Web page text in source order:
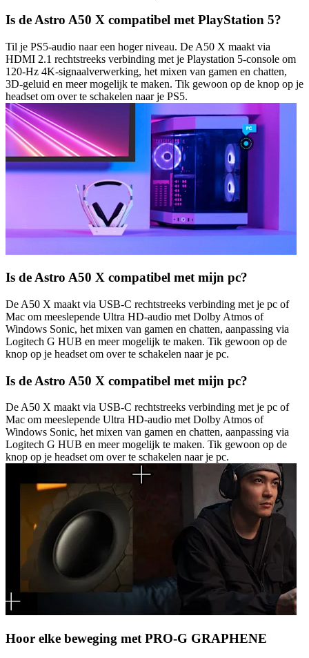
Is de Astro A50 X compatibel met PlayStation 5?
Til je PS5-audio naar een hoger niveau. De A50 X maakt via
HDMI 2.1 rechtstreeks verbinding met je Playstation 5-console om
120-Hz 4K-signaalverwerking, het mixen van gamen en chatten,
3D-geluid en meer mogelijk te maken. Tik gewoon op de knop op je
headset om over te schakelen naar je PS5.
Is de Astro A50 X compatibel met mijn pc?
De A50 X maakt via USB-C rechtstreeks verbinding met je pc of
Mac om meeslepende Ultra HD-audio met Dolby Atmos of
Windows Sonic, het mixen van gamen en chatten, aanpassing via
Logitech G HUB en meer mogelijk te maken. Tik gewoon op de
knop op je headset om over te schakelen naar je pc.
Is de Astro A50 X compatibel met mijn pc?
De A50 X maakt via USB-C rechtstreeks verbinding met je pc of
Mac om meeslepende Ultra HD-audio met Dolby Atmos of
Windows Sonic, het mixen van gamen en chatten, aanpassing via
Logitech G HUB en meer mogelijk te maken. Tik gewoon op de
knop op je headset om over te schakelen naar je pc.
Hoor elke beweging met PRO-G GRAPHENE